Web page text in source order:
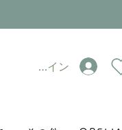
ログイン